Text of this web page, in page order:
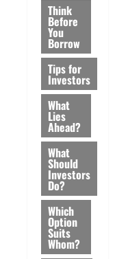
Think
Before
You
Borrow
Tips for
Investors
What
Lies
Ahead?
What
Should
Investors
Do?
Which
Option
Suits
Whom?